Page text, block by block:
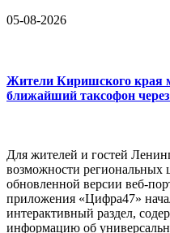
05-08-2026
Жители Киришского края
ближайший таксофон
Для жителей и гостей
возможности региональных
обновленной версии веб-
приложения «Цифра47»
интерактивный раздел,
информацию об